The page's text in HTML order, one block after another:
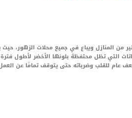
من المنازل ويباع في جميع محلات الزهور،
التي تظل محتفظة بلونها الأخضر لأطول
عام للقلب وضرباته حتى يتوقف تمامًا عن